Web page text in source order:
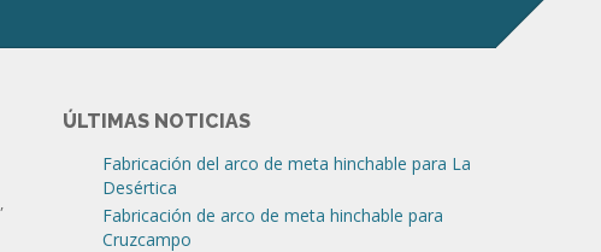
,
ÚLTIMAS NOTICIAS
Fabricación del arco de meta hinchable para La
Desértica
Fabricación de arco de meta hinchable para
Cruzcampo